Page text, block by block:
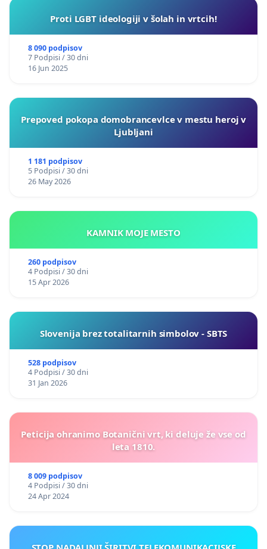
Proti LGBT ideologiji v šolah in vrtcih!
8 090 podpisov
7 Podpisi / 30 dni
16 Jun 2025
Prepoved pokopa domobrancevlce v mestu heroj v
Ljubljani
1 181 podpisov
5 Podpisi / 30 dni
26 May 2026
KAMNIK MOJE MESTO
260 podpisov
4 Podpisi / 30 dni
15 Apr 2026
Slovenija brez totalitarnih simbolov - SBTS
528 podpisov
4 Podpisi / 30 dni
31 Jan 2026
Peticija ohranimo Botanični vrt, ki deluje že vse od
leta 1810.
8 009 podpisov
4 Podpisi / 30 dni
24 Apr 2024